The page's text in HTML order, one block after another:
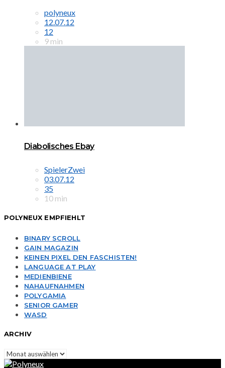
polyneux
12.07.12
12
9 min
Diabolisches Ebay
SpielerZwei
03.07.12
35
10 min
POLYNEUX EMPFIEHLT
BINARY SCROLL
GAIN MAGAZIN
KEINEN PIXEL DEN FASCHISTEN!
LANGUAGE AT PLAY
MEDIENBIENE
NAHAUFNAHMEN
POLYGAMIA
SENIOR GAMER
WASD
ARCHIV
Archiv